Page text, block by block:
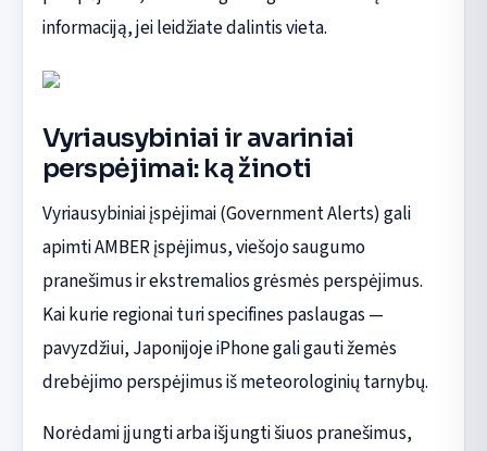
informaciją, jei leidžiate dalintis vieta.
Vyriausybiniai ir avariniai
perspėjimai: ką žinoti
Vyriausybiniai įspėjimai (Government Alerts) gali
apimti AMBER įspėjimus, viešojo saugumo
pranešimus ir ekstremalios grėsmės perspėjimus.
Kai kurie regionai turi specifines paslaugas —
pavyzdžiui, Japonijoje iPhone gali gauti žemės
drebėjimo perspėjimus iš meteorologinių tarnybų.
Norėdami įjungti arba išjungti šiuos pranešimus,